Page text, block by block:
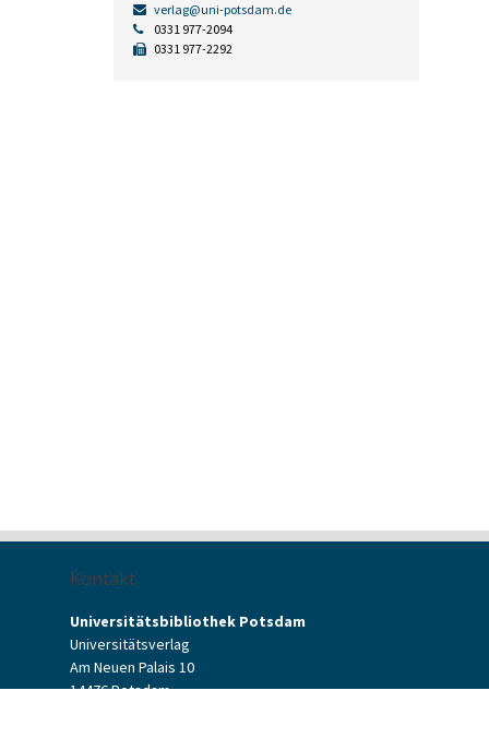
verlag@uni-potsdam.de
0331 977-2094
0331 977-2292
Kontakt
Universitätsbibliothek Potsdam
Universitätsverlag
Am Neuen Palais 10
14476 Potsdam